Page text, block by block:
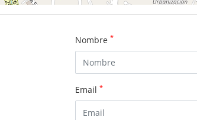
Nombre *
Email *